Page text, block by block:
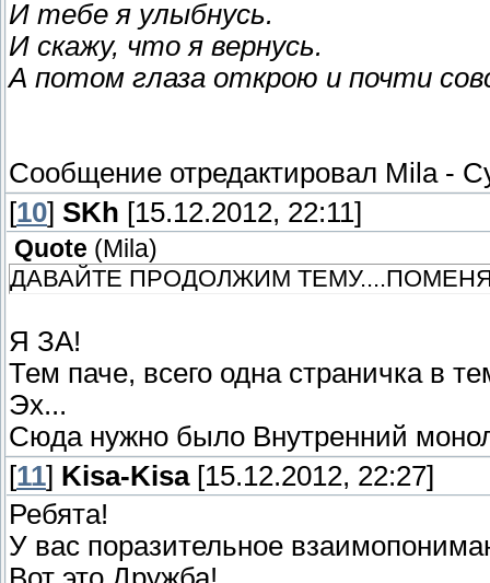
И тебе я улыбнусь.
И скажу, что я вернусь.
А потом глаза открою и почти
Сообщение отредактировал Mila-
[10] SKh [15.12.2012, 22:11]
Quote (Mila)
ДАВАЙТЕ ПРОДОЛЖИМ
Я ЗА!
Тем паче, всего одна страничка в
Эх...
Сюда нужно было Внутренний
[11] Kisa-Kisa[15.12.2012, 22:27]
Ребята!
У вас поразительное